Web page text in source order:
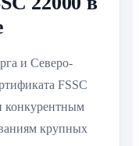
и Северо-
FSSC
конкурентным
крупных